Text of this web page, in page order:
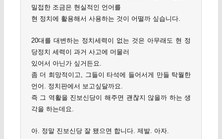
밀접한 조금은 현실적인 언어를
현 정치에 활용해서 사용하는 것이 어떨까 싶습니다.
20대를 대변하는 정치세력이 없는 것은 아무래도 현 정
당정치 세력이 과거 사고에 머물러
있어서 아닌가 싶거든요.
좀 더 희망적이고, 그들이 타석에 들어서게 만들 탁월한
언어. 정치판에서 보고싶달까요.
즉 그 역활을 진보신당이 해주면 괜찮지 않을까 하는 생
각을 하는데요.
아. 정말 진보신당 잘 됐으면 합니다. 제발. 아자.